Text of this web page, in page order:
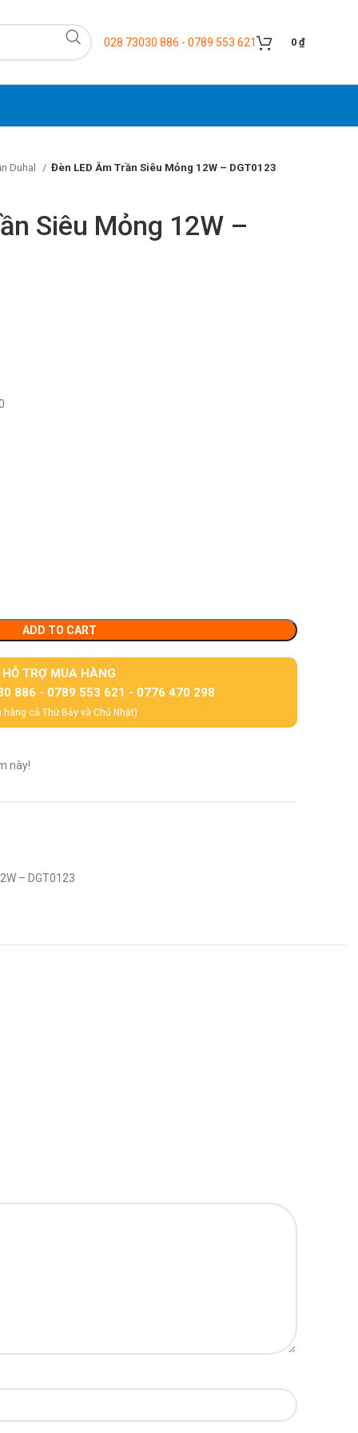
028 73030 886 - 0789 553 621 0 ₫
Duhal Đèn LED Âm Trần Siêu Mỏng 12W – DGT0123
Siêu Mỏng 12W –
ADD TO CART
HỖ TRỢ MUA HÀNG
886 - 0789 553 621 - 0776 470 298
hàng cả Thứ Bảy và Chủ Nhật)
này!
– DGT0123